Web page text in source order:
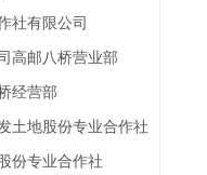
社有限公司
高邮八桥营业部
经营部
土地股份专业合作社
份专业合作社